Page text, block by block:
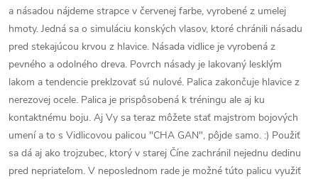
a násadou nájdeme strapce v červenej farbe, vyrobené z umelej
hmoty. Jedná sa o simuláciu konských vlasov, ktoré chránili násadu
pred stekajúcou krvou z hlavice. Násada vidlice je vyrobená z
pevného a odolného dreva. Povrch násady je lakovaný lesklým
lakom a tendencie preklzovať sú nulové. Palica zakončuje hlavice z
nerezovej ocele. Palica je prispôsobená k tréningu ale aj ku
kontaktnému boju. Aj Vy sa teraz môžete stať majstrom bojových
umení a to s Vidlicovou palicou "CHA GAN", pôjde samo. :) Použiť
sa dá aj ako trojzubec, ktorý v starej Číne zachránil nejednu dedinu
pred nepriateľom. V neposlednom rade je možné túto palicu využiť